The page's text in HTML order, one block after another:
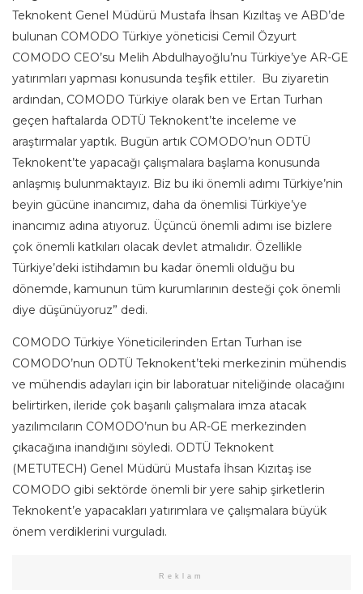
Teknokent Genel Müdürü Mustafa İhsan Kızıltaş ve ABD’de
bulunan COMODO Türkiye yöneticisi Cemil Özyurt
COMODO CEO’su Melih Abdulhayoğlu’nu Türkiye’ye AR-GE
yatırımları yapması konusunda teşfik ettiler. Bu ziyaretin
ardından, COMODO Türkiye olarak ben ve Ertan Turhan
geçen haftalarda ODTÜ Teknokent’te inceleme ve
araştırmalar yaptık. Bugün artık COMODO’nun ODTÜ
Teknokent’te yapacağı çalışmalara başlama konusunda
anlaşmış bulunmaktayız. Biz bu iki önemli adımı Türkiye’nin
beyin gücüne inancımız, daha da önemlisi Türkiye’ye
inancımız adına atıyoruz. Üçüncü önemli adımı ise bizlere
çok önemli katkıları olacak devlet atmalıdır. Özellikle
Türkiye’deki istihdamın bu kadar önemli olduğu bu
dönemde, kamunun tüm kurumlarının desteği çok önemli
diye düşünüyoruz” dedi.
COMODO Türkiye Yöneticilerinden Ertan Turhan ise
COMODO’nun ODTÜ Teknokent’teki merkezinin mühendis
ve mühendis adayları için bir laboratuar niteliğinde olacağını
belirtirken, ileride çok başarılı çalışmalara imza atacak
yazılımcıların COMODO’nun bu AR-GE merkezinden
çıkacağına inandığını söyledi. ODTÜ Teknokent
(METUTECH) Genel Müdürü Mustafa İhsan Kızıtaş ise
COMODO gibi sektörde önemli bir yere sahip şirketlerin
Teknokent’e yapacakları yatırımlara ve çalışmalara büyük
önem verdiklerini vurguladı.
Reklam